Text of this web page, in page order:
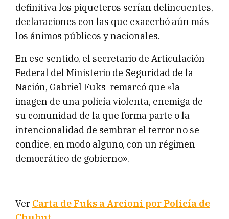
definitiva los piqueteros serían delincuentes,
declaraciones con las que exacerbó aún más
los ánimos públicos y nacionales.
En ese sentido, el secretario de Articulación
Federal del Ministerio de Seguridad de la
Nación, Gabriel Fuks remarcó que «la
imagen de una policía violenta, enemiga de
su comunidad de la que forma parte o la
intencionalidad de sembrar el terror no se
condice, en modo alguno, con un régimen
democrático de gobierno».
Ver Carta de Fuks a Arcioni por Policía de